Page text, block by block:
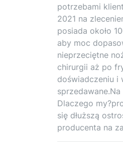
potrzebami
2021 na
posiada około
aby moc
nieprzeciętne
chirurgii aż po
doświadczeniu i
Dlaczego
się dłuższą
producenta na